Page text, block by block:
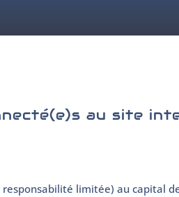
au site
responsabilité limitée) au capital